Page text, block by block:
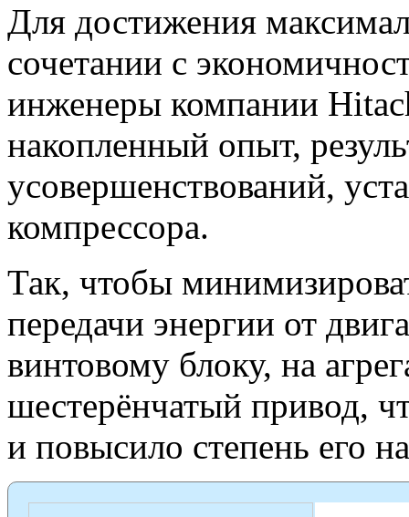
Для достижения
сочетании с
инженеры компании
накопленный опыт,
усовершенствований,
компрессора.
Так, чтобы
передачи энергии от
винтовому блоку, на
шестерёнчатый привод,
и повысило степень его